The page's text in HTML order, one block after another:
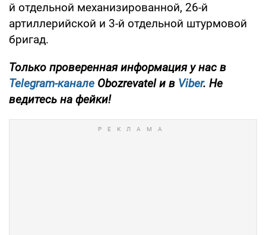
й отдельной механизированной, 26-й
артиллерийской и 3-й отдельной штурмовой
бригад.
Только проверенная информация у нас в
Telegram-канале Obozrevatel и в Viber. Не
ведитесь на фейки!